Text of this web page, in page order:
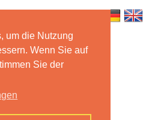
um die Nutzung
Wenn Sie auf
Sie der
Mobile App
Imprint Privacy